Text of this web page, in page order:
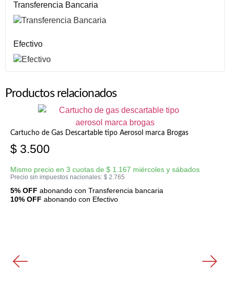
Transferencia Bancaria
Efectivo
Productos relacionados
Cartucho de Gas Descartable tipo Aerosol marca Brogas
$ 3.500
Mismo precio en 3 cuotas de $ 1.167 miércoles y sábados
Precio sin impuestos nacionales: $ 2.765
5% OFF abonando con Transferencia bancaria
10% OFF abonando con Efectivo